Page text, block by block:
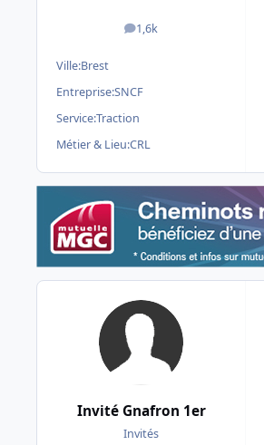
1,6k
messages
Ville:Brest
Entreprise:SNCF
Service:Traction
Métier & Lieu:CRL
Invité Gnafron 1er
Invités